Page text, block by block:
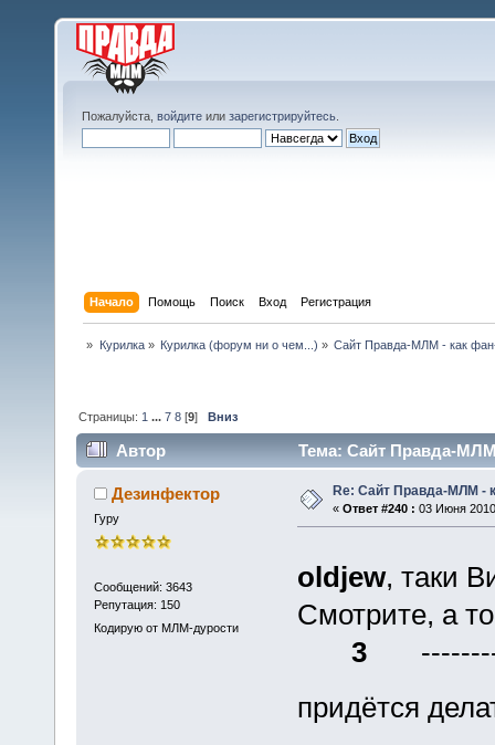
Пожалуйста, войдите или зарегистрируйтесь
Начало Помощь Поиск Вход Регистрация
» Курилка» Курилка (форум ни о чем...) » Сайт Правда-МЛМ - как
Страницы: 1 ...7 8 [9]Вниз
Автор Тема: Сайт Правда-МЛМ
Дезинфектор
Гуру
Сообщений: 3643
Репутация: 150
Кодирую от МЛМ-дурости
Re: Сайт Правда-МЛМ -
« Ответ #240 : 03 Июня
oldjew, таки
Смотрите, а
3
придётся